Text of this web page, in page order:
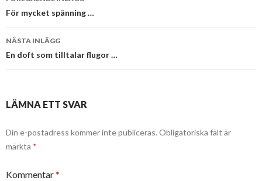
För mycket spänning …
NÄSTA INLÄGG
En doft som tilltalar flugor …
LÄMNA ETT SVAR
Din e-postadress kommer inte publiceras. Obligatoriska fält är
märkta *
Kommentar*